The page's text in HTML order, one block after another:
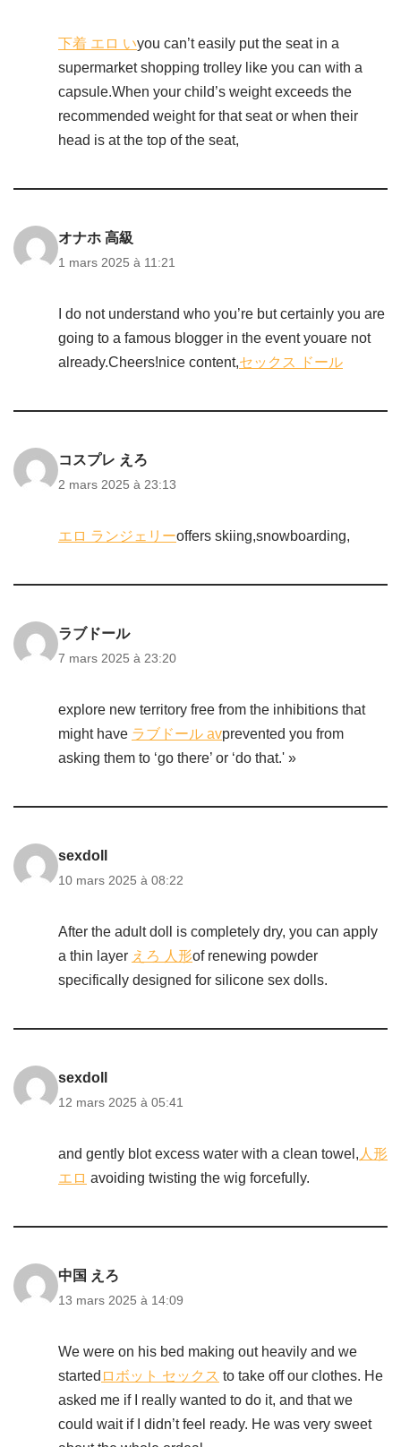
下着 エロ いyou can’t easily put the seat in a
supermarket shopping trolley like you can with a
capsule.When your child’s weight exceeds the
recommended weight for that seat or when their
head is at the top of the seat,
オナホ 高級
1 mars 2025 à 11:21
I do not understand who you’re but certainly you are
going to a famous blogger in the event youare not
already.Cheers!nice content,セックス ドール
コスプレ えろ
2 mars 2025 à 23:13
エロ ランジェリーoffers skiing,snowboarding,
ラブドール
7 mars 2025 à 23:20
explore new territory free from the inhibitions that
might have ラブドール avprevented you from
asking them to ‘go there’ or ‘do that.' »
sexdoll
10 mars 2025 à 08:22
After the adult doll is completely dry, you can apply
a thin layer えろ 人形of renewing powder
specifically designed for silicone sex dolls.
sexdoll
12 mars 2025 à 05:41
and gently blot excess water with a clean towel, 人形
エロ avoiding twisting the wig forcefully.
中国 えろ
13 mars 2025 à 14:09
We were on his bed making out heavily and we
started ロボット セックス to take off our clothes. He
asked me if I really wanted to do it, and that we
could wait if I didn’t feel ready. He was very sweet